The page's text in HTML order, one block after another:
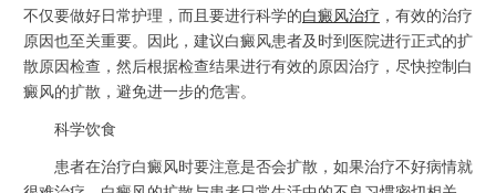
不仅要做好日常护理，而且要进行科学的白癜风治疗 ，有效的治疗
原因也至关重要。因此，建议白癜风患者及时到医院进行正式的扩
散原因检查，然后根据检查结果进行有效的原因治疗，尽快控制白
癜风的扩散，避免进一步的危害。
科学饮食
患者在治疗白癜风时要注意是否会扩散，如果治疗不好病情就